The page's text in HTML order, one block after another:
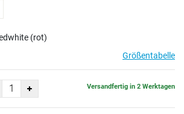
(rot)
Größentabelle
Versandfertig in 2 Werktagen